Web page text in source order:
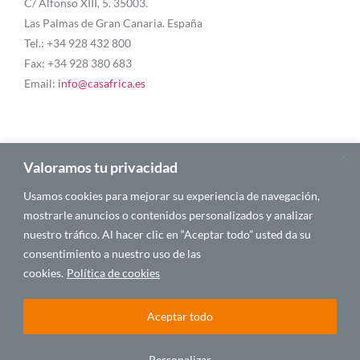
Valoramos tu privacidad
Usamos cookies para mejorar su experiencia de navegación,
mostrarle anuncios o contenidos personalizados y analizar
nuestro tráfico. Al hacer clic en “Aceptar todo” usted da su
consentimiento a nuestro uso de las
cookies. Política de cookies
Aceptar todo
Las Palmas de Gran Canaria. España
Tel.: +34 928 432 800
Fax: +34 928 380 683
Email: info@casafrica.es
Blog
Quiénes somos
Autores
Español